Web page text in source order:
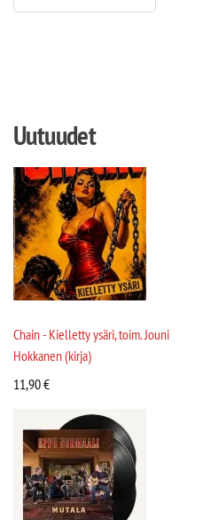
Uutuudet
Chain - Kielletty ysäri, toim. Jouni
Hokkanen (kirja)
11,90€